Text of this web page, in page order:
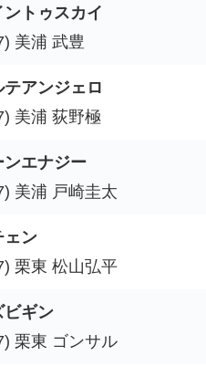
ントゥスカイ
美浦 武豊
テアンジェロ
美浦 荻野極
ンエナジー
美浦 戸崎圭太
ェン
栗東 松山弘平
ビギン
栗東 ゴンサル